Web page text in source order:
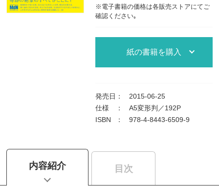
※電子書籍の価格は各販売ストアにてご
確認ください｡
紙の書籍を購入
発売日 ：
2015-06-25
仕様
：
A5変形判／192P
ISBN
： 978-4-8443-6509-9
内容紹介 目次